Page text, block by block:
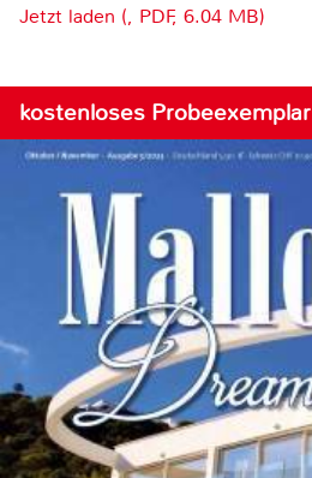
Jetzt laden (, PDF, 6.04 MB)
kostenloses Probeexemplar